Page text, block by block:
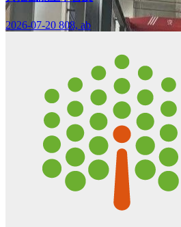
2026-07-20 808, ab